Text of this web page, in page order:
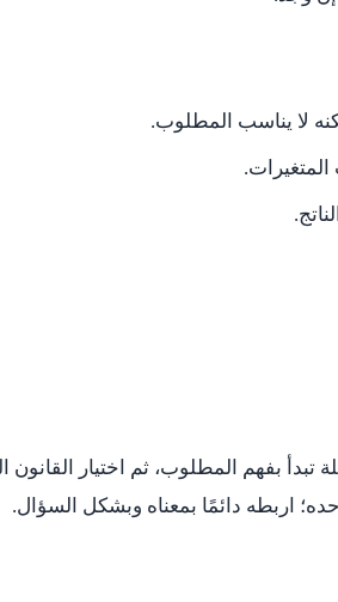
لا يناسب المطلوب.
تبدأ بفهم المطلوب، ثم اختيار
اربطه دائمًا بمعناه وبشكل السؤال.